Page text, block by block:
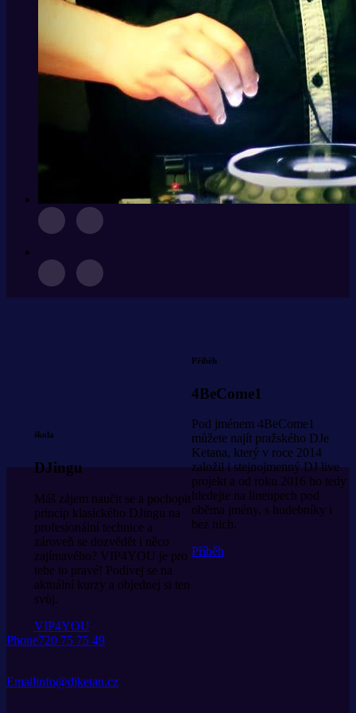
Příběh
4BeCome1
Pod jménem 4BeCome1
můžete najít pražského DJe
Ketana, který v roce 2014
založil i stejnojmenný DJ live
projekt a od roku 2016 ho tedy
hledejte na lineupech pod
oběma jmény, s hudebníky i
bez nich.
Příběh
škola
DJingu
Máš zájem naučit se a pochopit
princip klasického DJingu na
profesionální technice a
zároveň se dozvědět i něco
zajímavého? VIP4YOU je pro
tebe to pravé! Podívej se na
aktuální kurzy a objednej si ten
svůj.
VIP4YOU
Phone720 75 75 49
Emailinfo@djketan.cz